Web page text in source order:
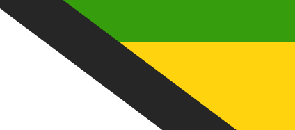
الدولار الزيمبابوي
7.25
ZWG
سعر السوق المتوسط في 00:32 UTC